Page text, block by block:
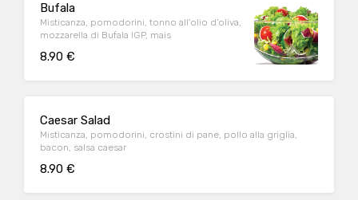
Bufala
Misticanza, pomodorini, tonno all'olio d’oliva,
mozzarella di Bufala IGP, mais
8.90 €
Caesar Salad
Misticanza, pomodorini, crostini di pane, pollo alla griglia,
bacon, salsa caesar
8.90 €